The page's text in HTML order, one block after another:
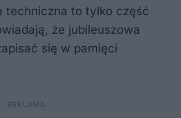
techniczna to tylko część
że jubileuszowa
się w pamięci